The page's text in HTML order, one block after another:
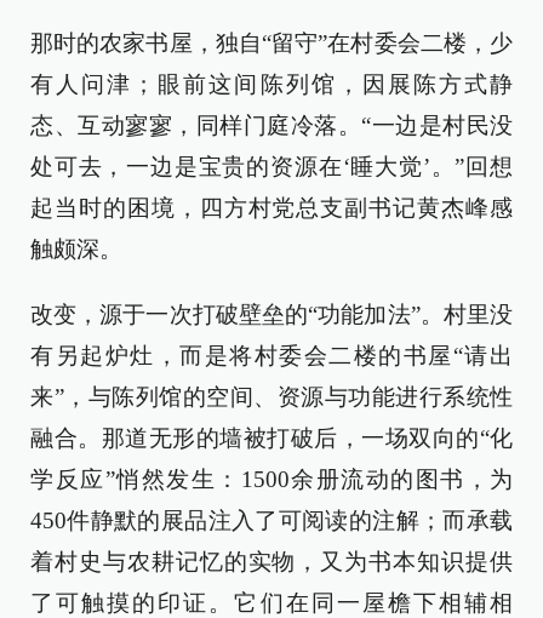
那时的农家书屋，独自“留守”在村委会二楼，少
有人问津；眼前这间陈列馆，因展陈方式静
态、互动寥寥，同样门庭冷落。“一边是村民没
处可去，一边是宝贵的资源在‘睡大觉’。”回想
起当时的困境，四方村党总支副书记黄杰峰感
触颇深。
改变，源于一次打破壁垒的“功能加法”。村里没
有另起炉灶，而是将村委会二楼的书屋“请出
来”，与陈列馆的空间、资源与功能进行系统性
融合。那道无形的墙被打破后，一场双向的“化
学反应”悄然发生：1500余册流动的图书，为
450件静默的展品注入了可阅读的注解；而承载
着村史与农耕记忆的实物，又为书本知识提供
了可触摸的印证。它们在同一屋檐下相辅相